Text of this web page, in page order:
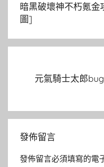
覽
暗黑破壞神不朽氪
圖]
元氣騎士太郎
發佈留言
發佈留言必須填寫的電